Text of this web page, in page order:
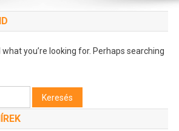
what you’re looking for. Perhaps searching